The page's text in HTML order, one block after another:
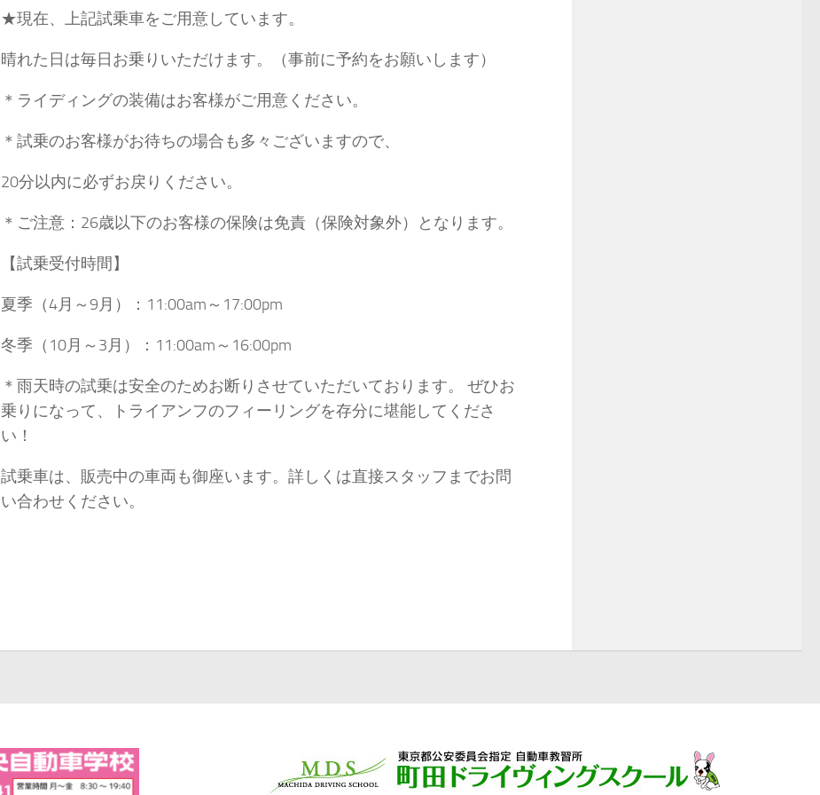
★現在、上記試乗車をご用意しています。
晴れた日は毎日お乗りいただけます。（事前に予約をお願いします）
＊ライディングの装備はお客様がご用意ください。
＊試乗のお客様がお待ちの場合も多々ございますので、
20分以内に必ずお戻りください。
＊ご注意：26歳以下のお客様の保険は免責（保険対象外）となります。
【試乗受付時間】
夏季（4月～9月）：11:00am～17:00pm
冬季（10月～3月）：11:00am～16:00pm
＊雨天時の試乗は安全のためお断りさせていただいております。 ぜひお
乗りになって、トライアンフのフィーリングを存分に堪能してくださ
い！
試乗車は、販売中の車両も御座います。詳しくは直接スタッフまでお問
い合わせください。